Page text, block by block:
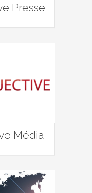
Presse
Média